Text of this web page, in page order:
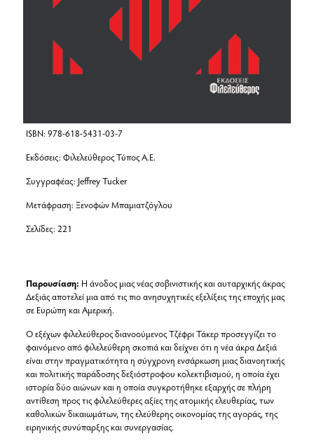
ISBN: 978-618-5431-03-7
Εκδόσεις: Φιλελεύθερος Τύπος Α.Ε.
Συγγραφέας: Jeffrey Tucker
Μετάφραση: Ξενοφών Μπαμιατζόγλου
Σελίδες: 221
Παρουσίαση: Η άνοδος μιας νέας σοβινιστικής και αυταρχικής άκρας
Δεξιάς αποτελεί μια από τις πιο ανησυχητικές εξελίξεις της εποχής μας
σε Ευρώπη και Αμερική.
Ο εξέχων φιλελεύθερος διανοούμενος Τζέφρι Τάκερ προσεγγίζει το
φαινόμενο από φιλελεύθερη σκοπιά και δείχνει ότι η νέα άκρα Δεξιά
είναι στην πραγματικότητα η σύγχρονη ενσάρκωση μιας διανοητικής
και πολιτικής παράδοσης δεξιόστροφου κολεκτιβισμού, η οποία έχει
ιστορία δύο αιώνων και η οποία συγκροτήθηκε εξαρχής σε πλήρη
αντίθεση προς τις φιλελεύθερες αξίες της ατομικής ελευθερίας, των
καθολικών δικαιωμάτων, της ελεύθερης οικονομίας της αγοράς, της
ειρηνικής συνύπαρξης και συνεργασίας.